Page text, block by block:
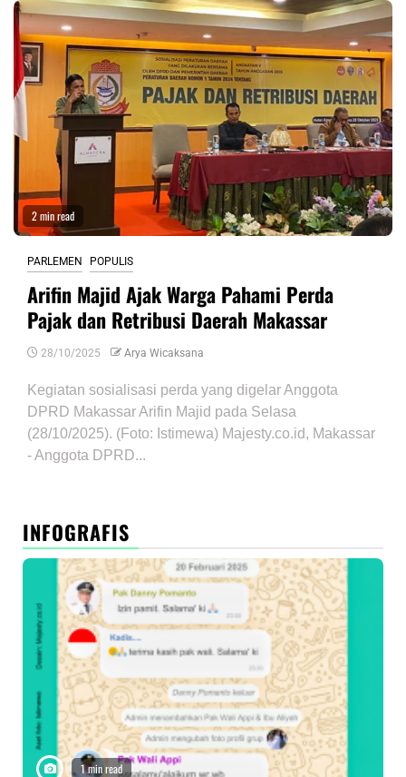
2 min read
PARLEMEN POPULIS
Arifin Majid Ajak Warga Pahami Perda
Pajak dan Retribusi Daerah Makassar
28/10/2025 Arya Wicaksana
Kegiatan sosialisasi perda yang digelar Anggota
DPRD Makassar Arifin Majid pada Selasa
(28/10/2025). (Foto: Istimewa) Majesty.co.id, Makassar
- Anggota DPRD...
INFOGRAFIS
1 min read